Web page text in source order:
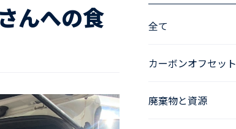
んへの食
全て
カーボンオフセット
廃棄物と資源